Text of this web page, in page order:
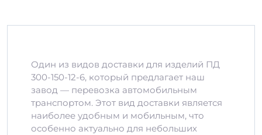
Один из видов доставки для изделий ПД
300-150-12-6, который предлагает наш
завод — перевозка автомобильным
транспортом. Этот вид доставки является
наиболее удобным и мобильным, что
особенно актуально для небольших